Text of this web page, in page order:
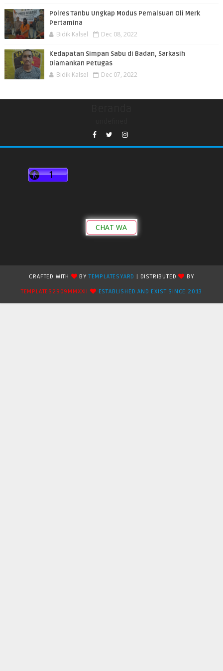
Polres Tanbu Ungkap Modus Pemalsuan Oli Merk
Pertamina
Bidik Kalsel Dec 08, 2022
Kedapatan Simpan Sabu di Badan, Sarkasih
Diamankan Petugas
Bidik Kalsel Dec 07, 2022
CHAT WA
CRAFTED WITH BYTEMPLATESYARD | DISTRIBUTED
BY
TEMPLATES2909MMXXII
ESTABLISHED AND EXIST SINCE 2013